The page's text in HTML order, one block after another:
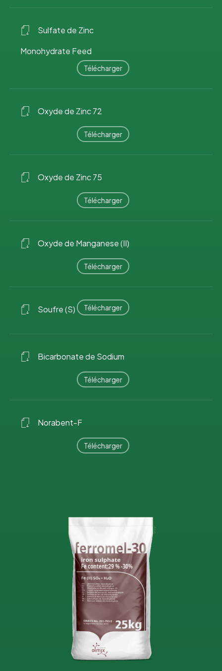
Sulfate de Zinc
Monohydrate Feed
Télécharger
Oxyde de Zinc 72
Télécharger
Oxyde de Zinc 75
Télécharger
Oxyde de Manganese (II)
Télécharger
Soufre (S) Télécharger
Bicarbonate de Sodium
Télécharger
Norabent-F
Télécharger